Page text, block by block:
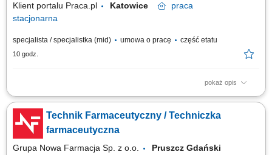
Klient portalu Praca.pl Katowice
praca
stacjonarna
specjalista / specjalistka (mid) umowa o pracę część etatu
10 godz.
pokaż opis
Obsługa pacjentów zgodnie z najwyższymi standardami oraz wytycznymi
etyki zawodowej. Świadczenie usług farmaceutycznych, w tym
wykonywanie szczepień oraz diagnostyki. Śledzenie przepisów prawa i
procedur wewnętrznych oraz dzielenie się wiedzą z zespołem. Aktywny
udział we wdrażaniu...
Technik Farmaceutyczny / Techniczka
farmaceutyczna
Grupa Nowa Farmacja Sp. z o.o.
Pruszcz Gdański